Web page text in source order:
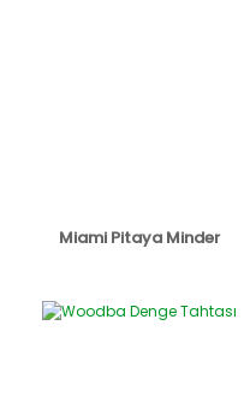
Miami Pitaya Minder